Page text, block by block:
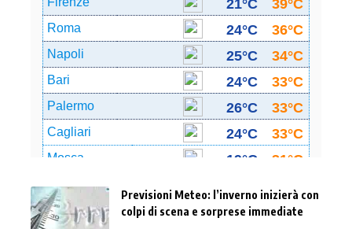
Previsioni Meteo: l’inverno inizierà con
colpi di scena e sorprese immediate